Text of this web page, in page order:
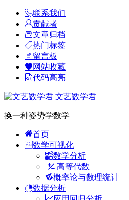
联系我们
贡献者
文章归档
热门标签
留言板
网站收藏
代码高亮
文艺数学君
换一种姿势学数学
首页
数学可视化
数学分析
高等代数
概率论与数理统计
数据分析